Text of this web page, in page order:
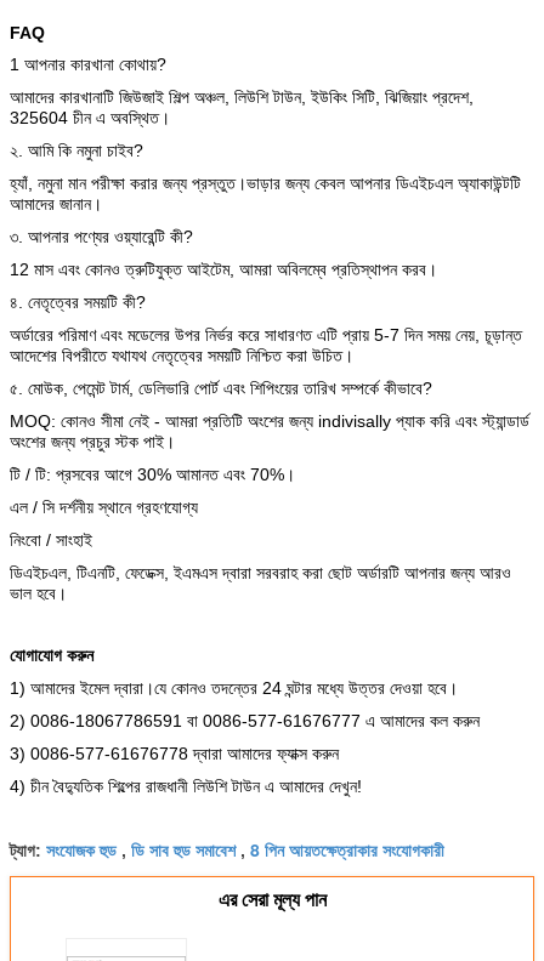
FAQ
1 আপনার কারখানা কোথায়?
আমাদের কারখানাটি জিউজাই শিল্প অঞ্চল, লিউশি টাউন, ইউকিং সিটি, ঝিজিয়াং প্রদেশ,
325604 চীন এ অবস্থিত।
২. আমি কি নমুনা চাইব?
হ্যাঁ, নমুনা মান পরীক্ষা করার জন্য প্রস্তুত।ভাড়ার জন্য কেবল আপনার ডিএইচএল অ্যাকাউন্টটি
আমাদের জানান।
৩. আপনার পণ্যের ওয়্যারেন্টি কী?
12 মাস এবং কোনও ত্রুটিযুক্ত আইটেম, আমরা অবিলম্বে প্রতিস্থাপন করব।
৪. নেতৃত্বের সময়টি কী?
অর্ডারের পরিমাণ এবং মডেলের উপর নির্ভর করে সাধারণত এটি প্রায় 5-7 দিন সময় নেয়, চূড়ান্ত
আদেশের বিপরীতে যথাযথ নেতৃত্বের সময়টি নিশ্চিত করা উচিত।
৫. মোউক, পেমেন্ট টার্ম, ডেলিভারি পোর্ট এবং শিপিংয়ের তারিখ সম্পর্কে কীভাবে?
MOQ: কোনও সীমা নেই - আমরা প্রতিটি অংশের জন্য indivisally প্যাক করি এবং স্ট্যান্ডার্ড
অংশের জন্য প্রচুর স্টক পাই।
টি / টি: প্রসবের আগে 30% আমানত এবং 70%।
এল / সি দর্শনীয় স্থানে গ্রহণযোগ্য
নিংবো / সাংহাই
ডিএইচএল, টিএনটি, ফেডেক্স, ইএমএস দ্বারা সরবরাহ করা ছোট অর্ডারটি আপনার জন্য আরও
ভাল হবে।
যোগাযোগ করুন
1) আমাদের ইমেল দ্বারা।যে কোনও তদন্তের 24 ঘন্টার মধ্যে উত্তর দেওয়া হবে।
2) 0086-18067786591 বা 0086-577-61676777 এ আমাদের কল করুন
3) 0086-577-61676778 দ্বারা আমাদের ফ্যাক্স করুন
4) চীন বৈদ্যুতিক শিল্পের রাজধানী লিউশি টাউন এ আমাদের দেখুন!
ট্যাগ: সংযোজক হুড , ডি সাব হুড সমাবেশ, 8 পিন আয়তক্ষেত্রাকার সংযোগকারী
এর সেরা মূল্য পান